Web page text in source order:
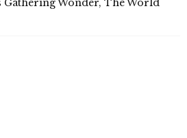
Wonder, The World